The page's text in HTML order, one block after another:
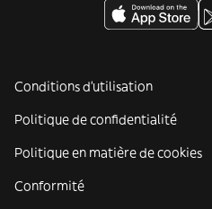
Conditions d'utilisation
Politique de confidentialité
Politique en matière de cookies
Conformité